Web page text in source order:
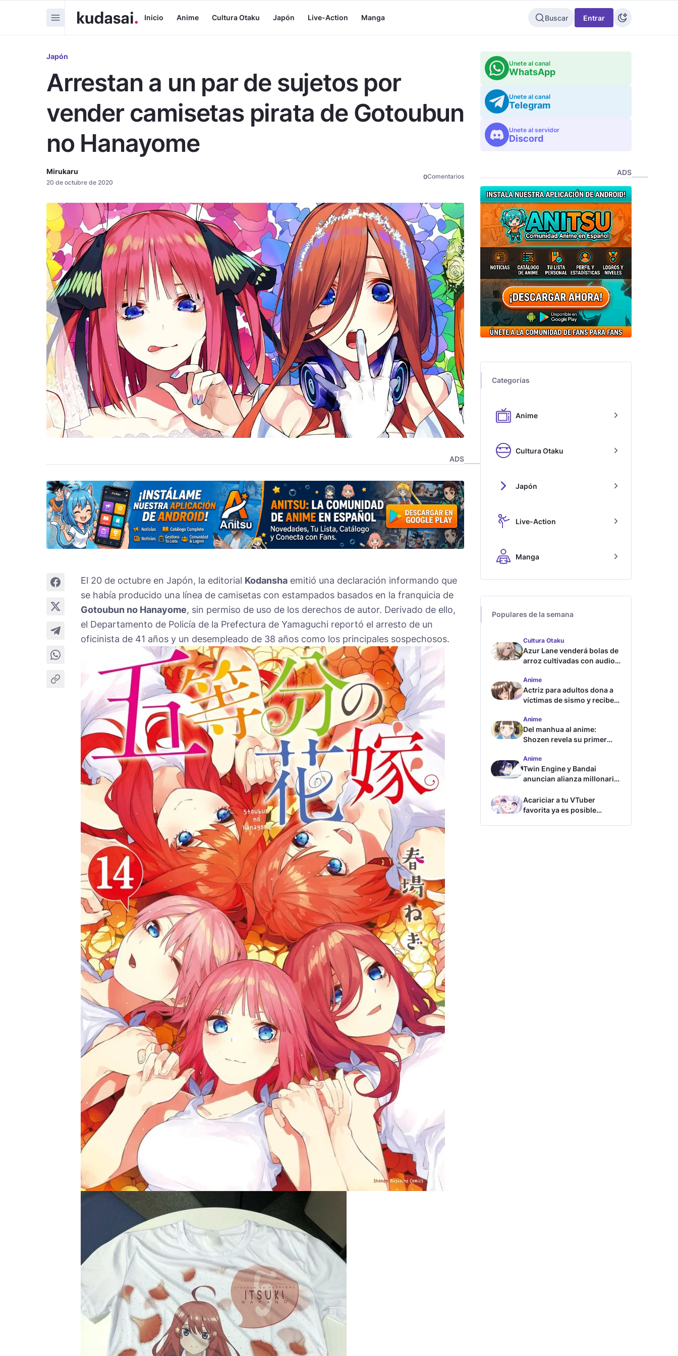
Inicio Anime Cultura Otaku Japón Live-Action Manga Buscar Entrar
Japón
Arrestan a un par de sujetos por
vender camisetas pirata de Gotoubun
no Hanayome
Mirukaru
20 de octubre de 2020
0Comentarios
ADS
El 20 de octubre en Japón, la editorial Kodansha emitió una declaración informando que
se había producido una línea de camisetas con estampados basados en la franquicia de
Gotoubun no Hanayome, sin permiso de uso de los derechos de autor. Derivado de ello,
el Departamento de Policía de la Prefectura de Yamaguchi reportó el arresto de un
oficinista de 41 años y un desempleado de 38 años como los principales sospechosos.
Unete al canal
WhatsApp
Unete al canal
Telegram
Unete al servidor
Discord
ADS
Categorías
Anime
Cultura Otaku
Japón
Live-Action
Manga
Populares de la semana
Cultura Otaku
Azur Lane venderá bolas de
arroz cultivadas con audios
Anime
Actriz para adultos dona a
víctimas de sismo y recibe
Anime
Del manhua al anime:
Shozen revela su primer
Anime
Twin Engine y Bandai
anuncian alianza millonaria
Acariciar a tu VTuber
favorita ya es posible